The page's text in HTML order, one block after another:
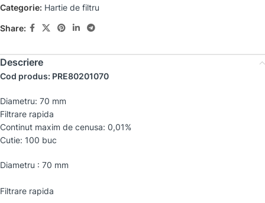
Categorie: Hartie de filtru
Share:
Descriere
Cod produs: PRE80201070
Diametru: 70 mm
Filtrare rapida
Continut maxim de cenusa: 0,01%
Cutie: 100 buc
Diametru : 70 mm
Filtrare rapida